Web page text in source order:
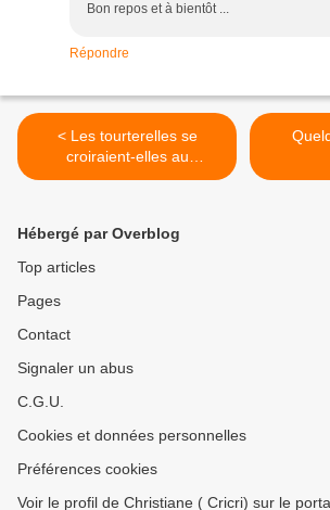
Bon repos et à bientôt ...
Répondre
< Les tourterelles se
croiraient-elles au
printemps ?
Hébergé par Overblog
Top articles
Pages
Contact
Signaler un abus
C.G.U.
Cookies et données personnelles
Préférences cookies
Voir le profil de Christiane ( Cricri) sur le